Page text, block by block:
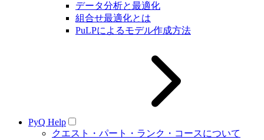
データ分析と最適化
組合せ最適化とは
PuLPによるモデル作成方法
PyQ Help
クエスト・パート・ランク・コースについて